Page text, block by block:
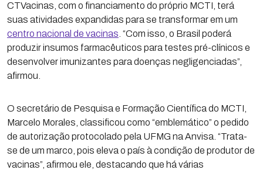
CTVacinas, com o financiamento do próprio MCTI, terá
suas atividades expandidas para se transformar em um
centro nacional de vacinas . “Com isso, o Brasil poderá
produzir insumos farmacêuticos para testes pré-clínicos e
desenvolver imunizantes para doenças negligenciadas”,
afirmou.
O secretário de Pesquisa e Formação Científica do MCTI,
Marcelo Morales, classificou como “emblemático” o pedido
de autorização protocolado pela UFMG na Anvisa. “Trata-
se de um marco, pois eleva o país à condição de produtor de
vacinas”, afirmou ele, destacando que há várias